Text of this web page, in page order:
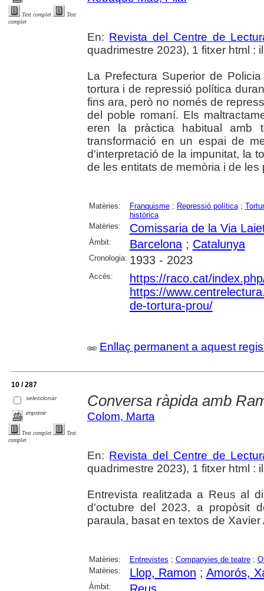
Text complet
Text
complet
En: Revista del Centre de
quadrimestre 2023), 1 fitxer html :
La Prefectura Superior de
tortura i de repressió política
fins ara, però no només de
del poble romaní. Els
eren la pràctica habitual amb
transformació en un espai de
d'interpretació de la impunitat, la
de les entitats de memòria i de
Matèries: Franquisme; Repressió política;
històrica
Matèries:
Comissaria de la Via
Àmbit: Barcelona; Catalunya
Cronologia: 1933 - 2023
Accés:
https://raco.cat/
https://
de-tortura-prou/
Enllaç permanent a aquest
10 / 287
seleccionar
imprimir
Text complet
Text
complet
Conversa ràpida amb
Colom, Marta
En: Revista del Centre de
quadrimestre 2023), 1 fitxer html :
Entrevista realitzada a Reus al
d'octubre del 2023, a propòsit
paraula, basat en textos de Xavier
Matèries: Entrevistes ; Companyies de teatre;
Matèries:
Llop, Ramon ; Amorós,
Àmbit: